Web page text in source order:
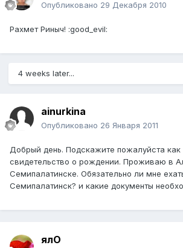
Опубликовано 29 Декабря 2010
Рахмет Риныч! :good_evil:
4 weeks later...
ainurkina
Опубликовано 26 Января 2011
Добрый день. Подскажите пожалуйста как
свидетельство о рождении. Проживаю в
Семипалатинске. Обязательно ли мне
Семипалатинск? и какие документы
ялО